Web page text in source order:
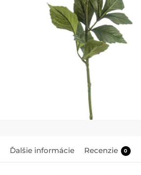
Ďalšie informácie Recenzie 0